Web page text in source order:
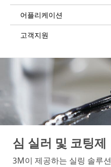
어플리케이션
고객지원
심 실러 및 코팅제
3M이 제공하는 실링 솔루션